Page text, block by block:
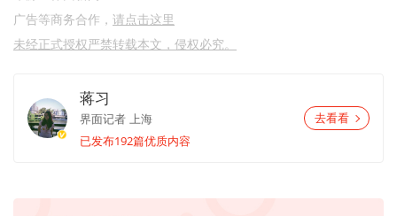
广告等商务合作， 请点击这里
未经正式授权严禁转载本文，侵权必究。
蒋习
界面记者 上海
已发布192篇优质内容
去看看